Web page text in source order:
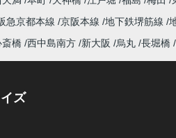
急京都本線 京阪本線 地下鉄堺筋線
斎橋 西中島南方 新大阪 烏丸 長堀橋
ズ